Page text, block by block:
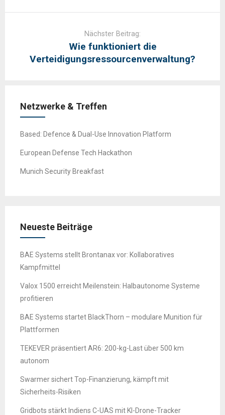
Nächster Beitrag:
Wie funktioniert die
Verteidigungsressourcenverwaltung?
Netzwerke & Treffen
Based: Defence & Dual-Use Innovation Platform
European Defense Tech Hackathon
Munich Security Breakfast
Neueste Beiträge
BAE Systems stellt Brontanax vor: Kollaboratives
Kampfmittel
Valox 1500 erreicht Meilenstein: Halbautonome Systeme
profitieren
BAE Systems startet BlackThorn – modulare Munition für
Plattformen
TEKEVER präsentiert AR6: 200-kg-Last über 500 km
autonom
Swarmer sichert Top-Finanzierung, kämpft mit
Sicherheits-Risiken
Gridbots stärkt Indiens C-UAS mit KI-Drone-Tracker